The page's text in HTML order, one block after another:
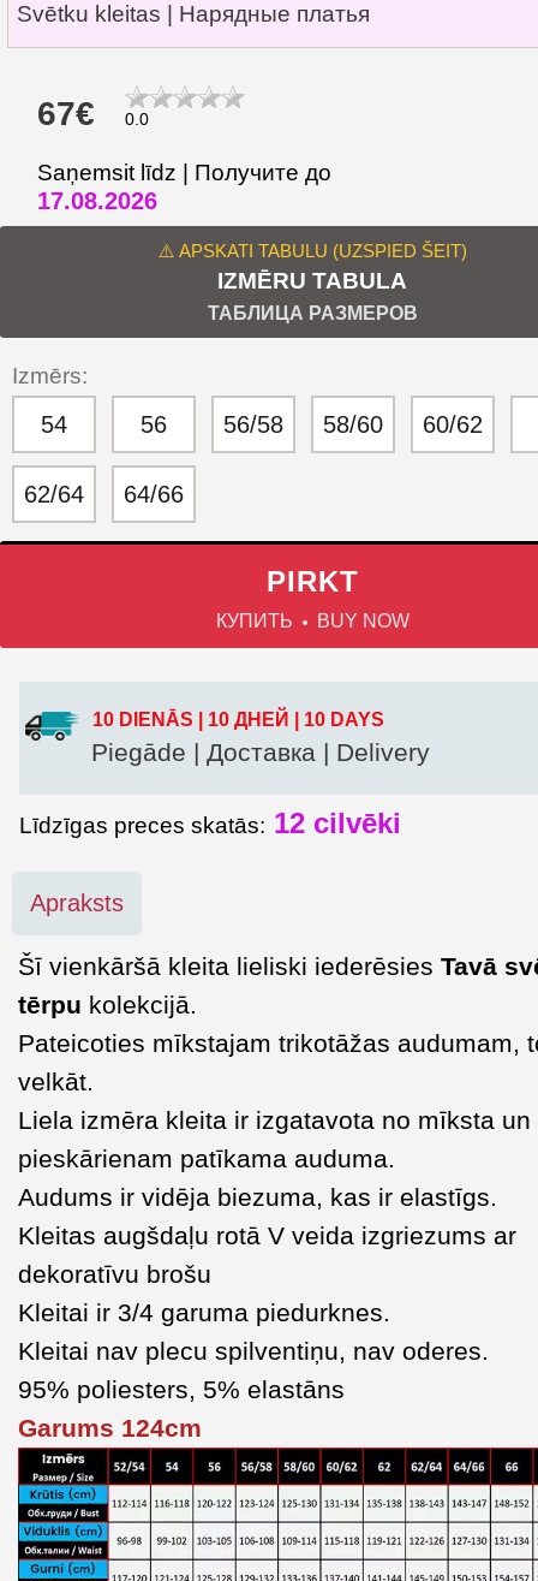
Svētku kleitas | Нарядные платья
67€ 0.0
Saņemsit līdz | Получите до
17.08.2026
⚠️ APSKATI TABULU (UZSPIED ŠEIT)
IZMĒRU TABULA
ТАБЛИЦА РАЗМЕРОВ
Izmērs:
54 56 56/58 58/60 60/62
62/64 64/66
PIRKT
КУПИТЬ BUY NOW
10 DIENĀS | 10 ДНЕЙ | 10 DAYS
Piegāde | Доставка | Delivery
Līdzīgas preces skatās: 12 cilvēki
Apraksts
Šī vienkāršā kleita lieliski iederēsies Tavā
tērpu kolekcijā.
Pateicoties mīkstajam trikotāžas audumam,
velkāt.
Liela izmēra kleita ir izgatavota no mīksta un
pieskārienam patīkama auduma.
Audums ir vidēja biezuma, kas ir elastīgs.
Kleitas augšdaļu rotā V veida izgriezums ar
dekoratīvu brošu
Kleitai ir 3/4 garuma piedurknes.
Kleitai nav plecu spilventiņu, nav oderes.
95% poliesters, 5% elastāns
Garums 124cm